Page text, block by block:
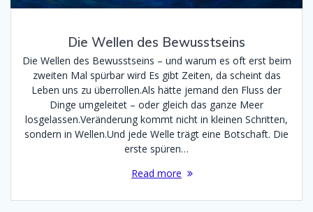
Die Wellen des Bewusstseins
Die Wellen des Bewusstseins – und warum es oft erst beim
zweiten Mal spürbar wird Es gibt Zeiten, da scheint das
Leben uns zu überrollen.Als hätte jemand den Fluss der
Dinge umgeleitet – oder gleich das ganze Meer
losgelassen.Veränderung kommt nicht in kleinen Schritten,
sondern in Wellen.Und jede Welle trägt eine Botschaft. Die
erste spüren…
Read more